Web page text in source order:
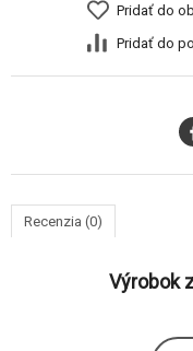
Pridať do
Pridať do
Recenzia (0)
Výrobok